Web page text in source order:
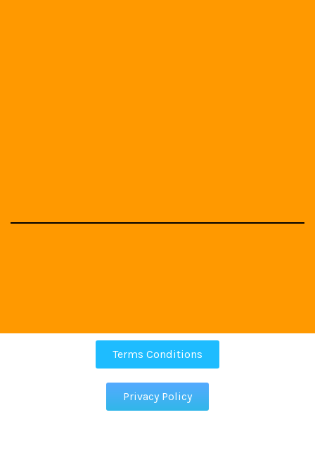
Terms Conditions
Privacy Policy